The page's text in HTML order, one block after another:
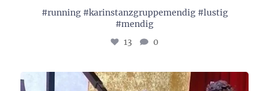
#running #karinstanzgruppemendig #lustig
#mendig
13
0